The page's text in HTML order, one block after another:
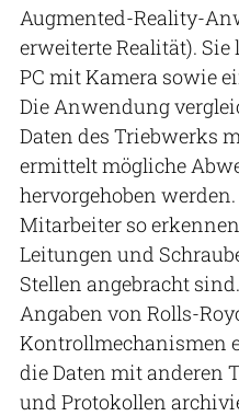
Augmented-Reality-
erweiterte Realität).
PC mit Kamera sowie
Die Anwendung
Daten des Triebwerks
ermittelt mögliche
hervorgehoben
Mitarbeiter so
Leitungen und
Stellen angebracht
Angaben von Rolls-
Kontrollmechanismen
die Daten mit anderen
und Protokollen